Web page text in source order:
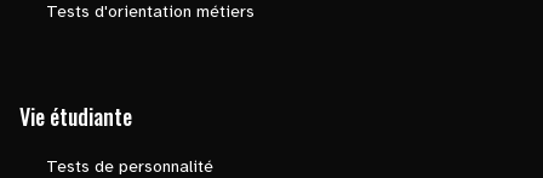
Tests d'orientation métiers
Vie étudiante
Tests de personnalité